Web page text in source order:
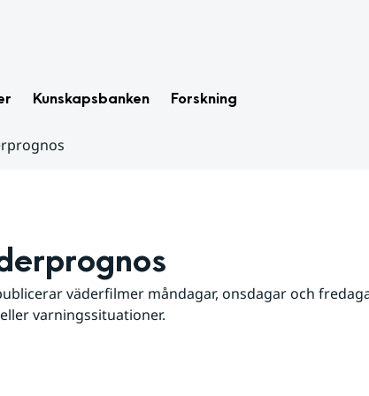
Kunskapsbanken Forskning
väderfilmer måndagar, onsdagar och
varningssituationer.